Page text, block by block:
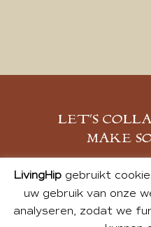
LET’S
MAKE
LivingHipgebruikt
uw gebruik van onze
analyseren, zodat we